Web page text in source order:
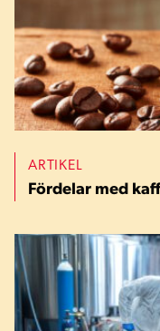
ARTIKEL
Fördelar med